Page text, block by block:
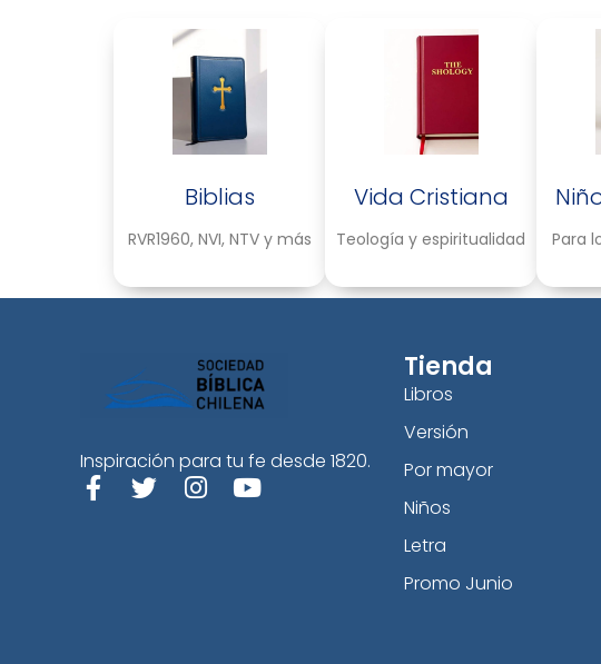
Biblias
RVR1960, NVI, NTV y más
Vida Cristiana
Teología y espiritualidad Para
Inspiración para tu fe desde 1820.
Tienda
Libros
Versión
Por mayor
Niños
Letra
Promo Junio